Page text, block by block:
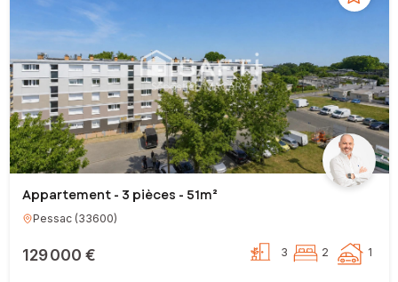
Appartement - 3 pièces - 51m²
Pessac(33600)
129 000 € 3 2 1